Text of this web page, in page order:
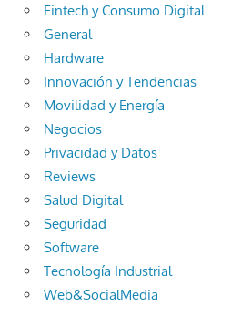
Fintech y Consumo Digital
General
Hardware
Innovación y Tendencias
Movilidad y Energía
Negocios
Privacidad y Datos
Reviews
Salud Digital
Seguridad
Software
Tecnología Industrial
Web&SocialMedia